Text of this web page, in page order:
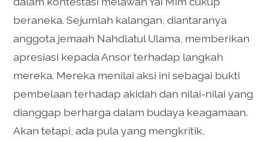
beraneka. Sejumlah kalangan, diantaranya
anggota jemaah Nahdlatul Ulama, memberikan
apresiasi kepada Ansor terhadap langkah
mereka. Mereka menilai aksi ini sebagai bukti
pembelaan terhadap akidah dan nilai-nilai yang
dianggap berharga dalam budaya keagamaan.
Akan tetapi, ada pula yang mengkritik,